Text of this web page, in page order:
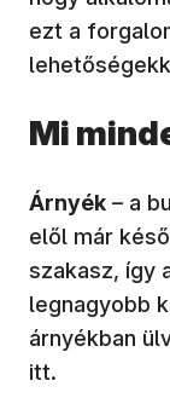
ezt a
Mi
Árnyék – a
elől már
szakasz, így
legnagyobb
árnyékban
itt.